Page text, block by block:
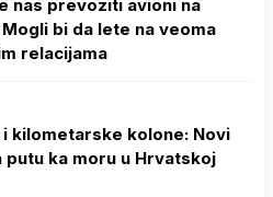
nas prevoziti avioni na
bi da lete na veoma
relacijama
kilometarske kolone: Novi
putu ka moru u Hrvatskoj